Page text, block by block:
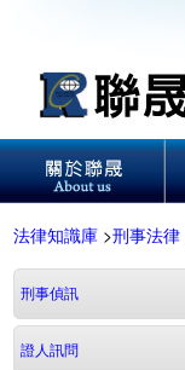
法律知識庫 >刑事法律
刑事偵訊
證人訊問